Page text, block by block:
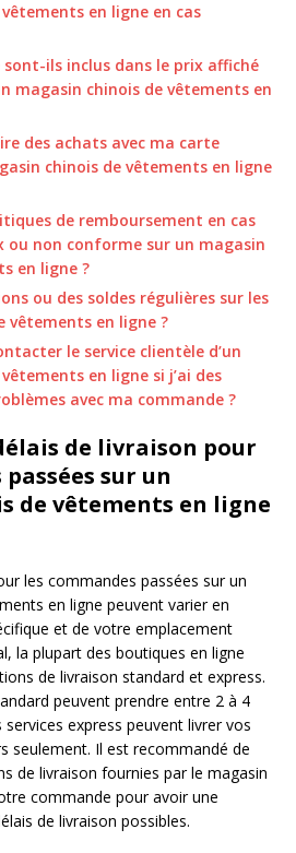
en ligne en cas
sont-ils inclus dans le prix affiché
magasin chinois de vêtements en
des achats avec ma carte
chinois de vêtements en ligne
de remboursement en cas
ou non conforme sur un magasin
en ligne ?
ou des soldes régulières sur les
vêtements en ligne ?
le service clientèle d’un
en ligne si j’ai des
avec ma commande ?
de livraison pour
sur un
de vêtements en ligne
les commandes passées sur un
en ligne peuvent varier en
et de votre emplacement
la plupart des boutiques en ligne
de livraison standard et express.
peuvent prendre entre 2 à 4
express peuvent livrer vos
seulement. Il est recommandé de
de livraison fournies par le magasin
commande pour avoir une
de livraison possibles.